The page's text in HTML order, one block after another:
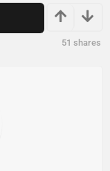
51 shares